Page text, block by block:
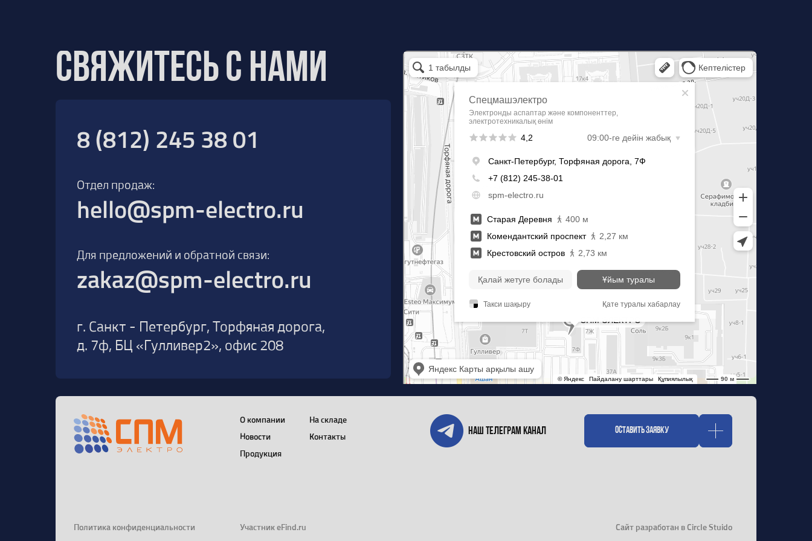
Свяжитесь с нами
г. Санкт - Петербург, Торфяная дорога,
д. 7ф, БЦ «Гулливер2», офис 208
Отдел продаж:
hello@spm-electro.ru
Для предложений и обратной связи:
zakaz@spm-electro.ru
8 (812) 245 38 01
Спецмашэлектро
Электронные приборы и компоненты в Санкт‑Петербурге
О компании
Новости
Продукция
На складе
Контакты
Участник eFind.ru
Политика конфиденциальности Сайт разработан в Circle Stuido
Оставить заявку
Оставить заявку
Наш телеграм канал